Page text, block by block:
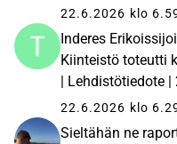
22.6.2026 klo
Inderes
Kiinteistö toteutti
| Lehdistötiedote |
22.6.2026 klo
Sieltähän ne